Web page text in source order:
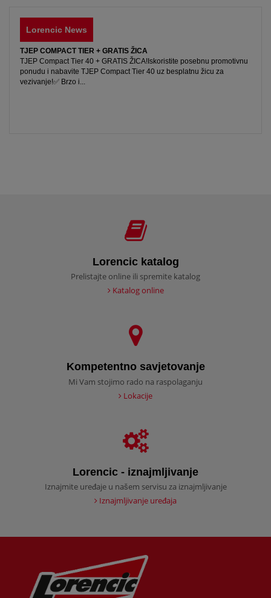
Lorencic News
TJEP COMPACT TIER + GRATIS ŽICA
TJEP Compact Tier 40 + GRATIS ŽICA!Iskoristite posebnu promotivnu
ponudu i nabavite TJEP Compact Tier 40 uz besplatnu žicu za
vezivanje!✅ Brzo i...
Lorencic katalog
Prelistajte online ili spremite katalog
Katalog online
Kompetentno savjetovanje
Mi Vam stojimo rado na raspolaganju
Lokacije
Lorencic - iznajmljivanje
Iznajmite uređaje u našem servisu za iznajmljivanje
Iznajmljivanje uređaja